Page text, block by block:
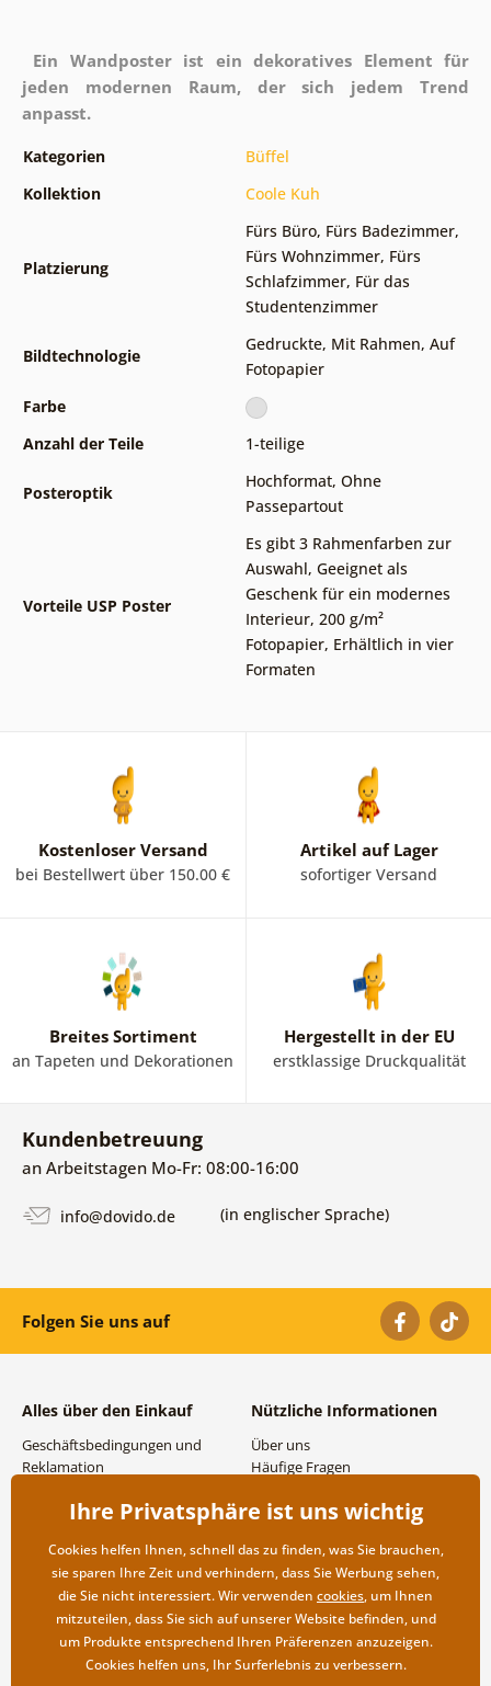
Ein Wandposter ist ein dekoratives Element für
jeden modernen Raum, der sich jedem Trend
anpasst.
Kategorien
Büffel
Kollektion
Coole Kuh
Platzierung
Fürs Büro, Fürs Badezimmer,
Fürs Wohnzimmer, Fürs
Schlafzimmer, Für das
Studentenzimmer
Bildtechnologie
Gedruckte, Mit Rahmen, Auf
Fotopapier
Farbe
Anzahl der Teile
1-teilige
Posteroptik
Hochformat, Ohne
Passepartout
Vorteile USP Poster
Es gibt 3 Rahmenfarben zur
Auswahl, Geeignet als
Geschenk für ein modernes
Interieur, 200 g/m²
Fotopapier, Erhältlich in vier
Formaten
Kostenloser Versand
bei Bestellwert über 150.00 €
Artikel auf Lager
sofortiger Versand
Breites Sortiment
an Tapeten und Dekorationen
Hergestellt in der EU
erstklassige Druckqualität
Kundenbetreuung
an Arbeitstagen Mo-Fr: 08:00-16:00
info@dovido.de (in englischer Sprache)
Folgen Sie uns auf
Alles über den Einkauf
Geschäftsbedingungen und
Reklamation
Versand- und
Rücksendung der Ware
Nützliche Informationen
Über uns
Häufige Fragen
Großhandel und
Ihre Privatsphäre ist uns wichtig
Cookies helfen Ihnen, schnell das zu finden, was Sie brauchen,
sie sparen Ihre Zeit und verhindern, dass Sie Werbung sehen,
die Sie nicht interessiert. Wir verwenden cookies, um Ihnen
mitzuteilen, dass Sie sich auf unserer Website befinden, und
um Produkte entsprechend Ihren Präferenzen anzuzeigen.
Cookies helfen uns, Ihr Surferlebnis zu verbessern.